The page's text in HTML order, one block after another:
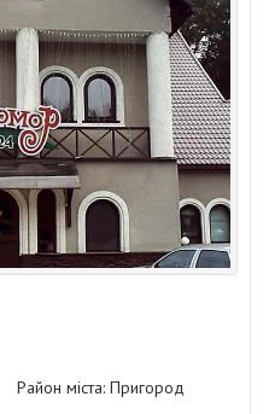
Район міста: Пригород